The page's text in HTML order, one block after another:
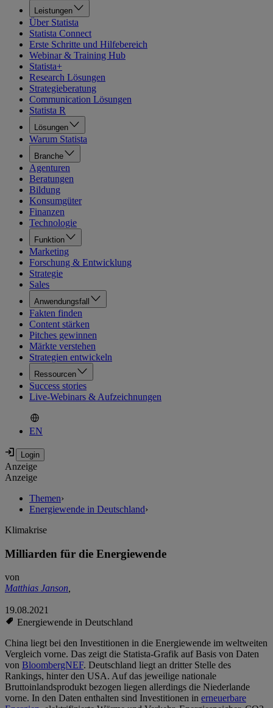
Leistungen
Über Statista
Statista Connect
Erste Schritte und Hilfebereich
Webinar & Training Hub
Statista+
Research Lösungen
Strategieberatung
Communication Lösungen
Statista R
Lösungen
Warum Statista
Branche
Agenturen
Beratungen
Bildung
Konsumgüter
Finanzen
Technologie
Funktion
Marketing
Forschung & Entwicklung
Strategie
Sales
Anwendungsfall
Fakten finden
Content stärken
Pitches gewinnen
Märkte verstehen
Strategien entwickeln
Ressourcen
Success stories
Live-Webinars & Aufzeichnungen
EN
Anzeige
Anzeige
Themen›
Energiewende in Deutschland›
Klimakrise
Milliarden für die Energiewende
von
Matthias Janson,
19.08.2021
Energiewende in Deutschland
China liegt bei den Investitionen in die Energiewende im weltweiten
Vergleich vorne. Das zeigt die Statista-Grafik auf Basis von Daten
von BloombergNEF. Deutschland liegt an dritter Stelle des
Rankings, hinter den USA. Auf das jeweilige nationale
Bruttoinlandsprodukt bezogen liegen allerdings die Niederlande
vorne. In den Daten enthalten sind Investitionen in erneuerbare